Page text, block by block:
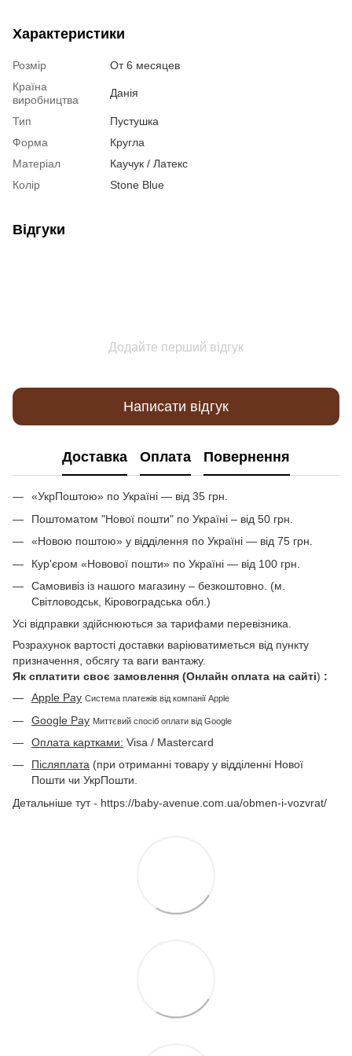
Характеристики
Розмір
От 6 месяцев
Країна
виробництва
Данія
Тип
Пустушка
Форма
Кругла
Матеріал
Каучук / Латекс
Колір
Stone Blue
Відгуки
Додайте перший відгук
Написати відгук
Доставка Оплата Повернення
«УкрПоштою» по Україні — від 35 грн.
Поштоматом "Нової пошти" по Україні – від 50 грн.
«Новою поштою» у відділення по Україні — від 75 грн.
Кур'єром «Новової пошти» по Україні — від 100 грн.
Самовивіз із нашого магазину – безкоштовно. (м.
Світловодськ, Кіровоградська обл.)
Усі відправки здійснюються за тарифами перевізника.
Розрахунок вартості доставки варіюватиметься від пункту
призначення, обсягу та ваги вантажу.
Як сплатити своє замовлення (Онлайн оплата на сайті) :
Apple Pay Система платежів від компанії Apple
Google Pay Миттєвий спосіб оплати від Google
Оплата картками: Visa / Mastercard
Післяплата (при отриманні товару у відділенні Нової
Пошти чи УкрПошти.
Детальніше тут - https://baby-avenue.com.ua/obmen-i-vozvrat/